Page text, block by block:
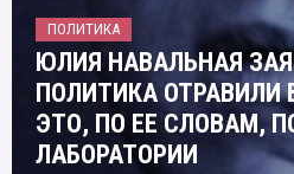
ПОЛИТИКА
ЮЛИЯ НАВАЛЬНАЯ
ПОЛИТИКА ОТРАВИЛИ
ЭТО, ПО ЕЕ СЛОВАМ,
ЛАБОРАТОРИИ